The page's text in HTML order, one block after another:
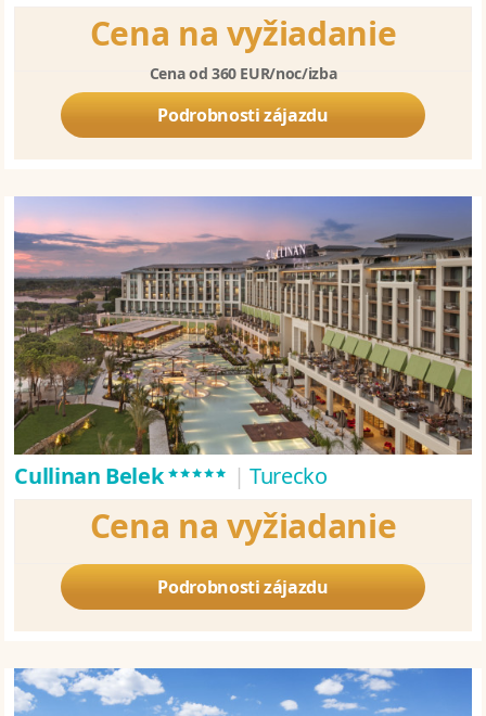
Cena na vyžiadanie
Cena od 360 EUR/noc/izba
Podrobnosti zájazdu
Cullinan Belek***** | Turecko
Cena na vyžiadanie
Podrobnosti zájazdu